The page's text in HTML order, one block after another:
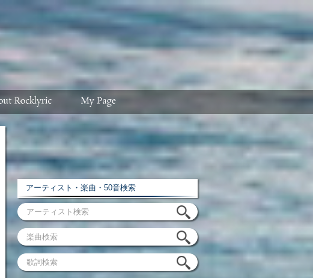
アーティスト・楽曲・50音検索